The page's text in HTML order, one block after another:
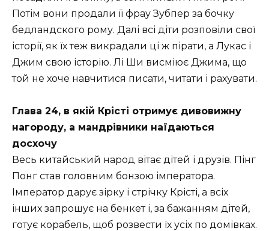
Потім вони продали її фрау Зубпер за бочку
бедландского рому. Далі всі діти розповіли свої
історії, як їх теж викрадали ці ж пірати, а Лукас і
Джим свою історію. Лі Ши висміює Джима, що
той не хоче навчитися писати, читати і рахувати.
Глава 24, в якій Крісті отримує дивовижну
нагороду, а мандрівники наїдаються
досхочу
Весь китайський народ вітає дітей і друзів. Пінг
Понг став головним бонзою імператора.
Імператор дарує зірку і стрічку Крісті, а всіх
інших запрошує на бенкет і, за бажанням дітей,
готує корабель, щоб розвести їх усіх по домівках.